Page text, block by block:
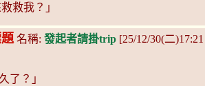
救我？」
名稱: 發起者請掛trip [25/12/30(二
了？」